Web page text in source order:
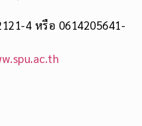
4 หรือ 0614205641-